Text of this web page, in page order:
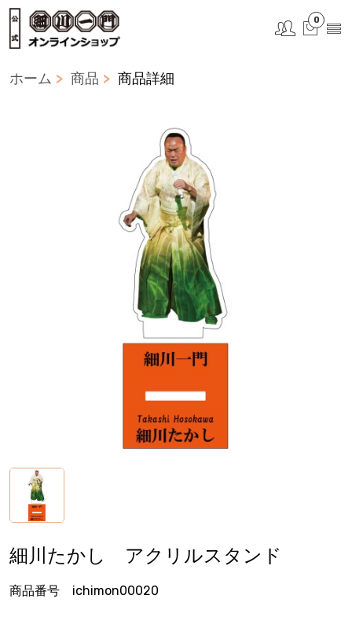
0
ホーム 商品 商品詳細
細川たかし アクリルスタンド
商品番号 ichimon00020